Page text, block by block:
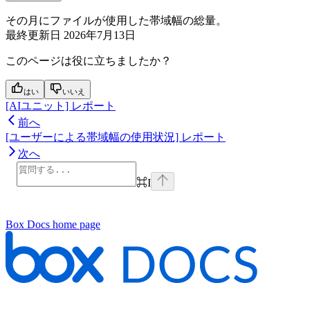
その月にファイルが使用した帯域幅の総量。
最終更新日 2026年7月13日
このページは役に立ちましたか？
はい いいえ
[AIユニット] レポート
前へ
[ユーザーによる帯域幅の使用状況] レポート
次へ
⌘I
Box Docs home page